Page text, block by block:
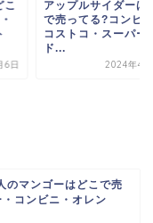
こ
日
カルピスソーダのレ
のマンゴーはどこで売
コンビニ・オレン